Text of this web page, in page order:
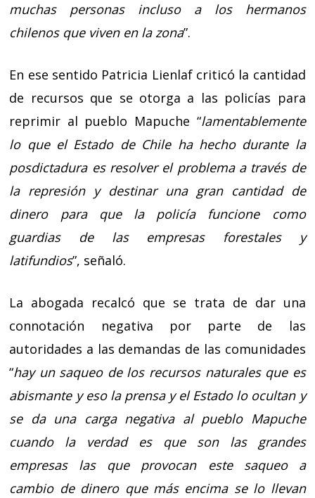
muchas personas incluso a los hermanos
chilenos que viven en la zona”.
En ese sentido Patricia Lienlaf criticó la cantidad
de recursos que se otorga a las policías para
reprimir al pueblo Mapuche “lamentablemente
lo que el Estado de Chile ha hecho durante la
posdictadura es resolver el problema a través de
la represión y destinar una gran cantidad de
dinero para que la policía funcione como
guardias de las empresas forestales y
latifundios”, señaló.
La abogada recalcó que se trata de dar una
connotación negativa por parte de las
autoridades a las demandas de las comunidades
“hay un saqueo de los recursos naturales que es
abismante y eso la prensa y el Estado lo ocultan y
se da una carga negativa al pueblo Mapuche
cuando la verdad es que son las grandes
empresas las que provocan este saqueo a
cambio de dinero que más encima se lo llevan